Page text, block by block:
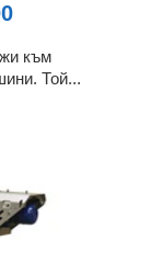
към
Той...